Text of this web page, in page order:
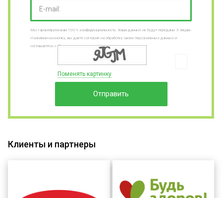
E-mail:
Мы гарантируем вам 100% конфиденциальность. Ваши данные не будут переданы 3 лицам.
Нажимая на кнопку, вы даете согласие на обработку своих персональных данных и
соглашаетесь с Пользовательским соглашениями
Поменять картинку
Отправить
Клиенты и партнеры